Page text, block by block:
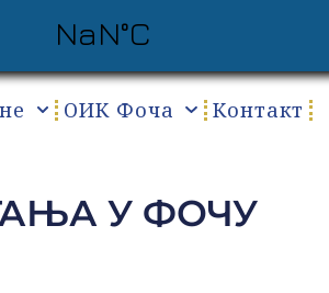
ОИК Фоча
Контакт
У ФОЧУ